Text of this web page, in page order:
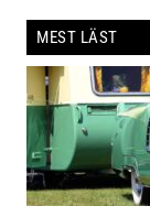
MEST LÄST